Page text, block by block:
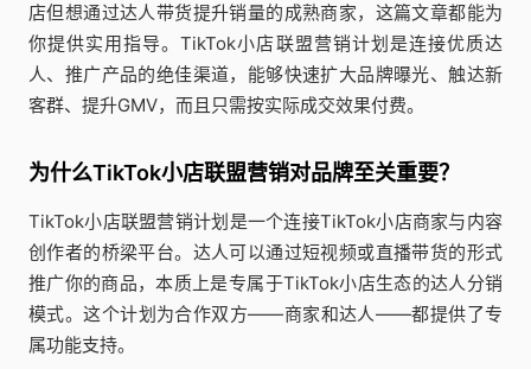
店但想通过达人带货提升销量的成熟商家，这篇文章都能为
你提供实用指导。TikTok小店联盟营销计划是连接优质达
人、推广产品的绝佳渠道，能够快速扩大品牌曝光、触达新
客群、提升GMV，而且只需按实际成交效果付费。
为什么TikTok小店联盟营销对品牌至关重要？
TikTok小店联盟营销计划是一个连接TikTok小店商家与内容
创作者的桥梁平台。达人可以通过短视频或直播带货的形式
推广你的商品，本质上是专属于TikTok小店生态的达人分销
模式。这个计划为合作双方——商家和达人——都提供了专
属功能支持。